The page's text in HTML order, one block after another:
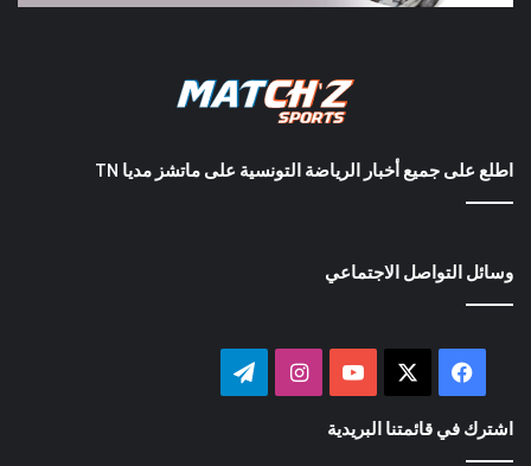
اطلع على جميع أخبار الرياضة التونسية على ماتشز مديا TN
وسائل التواصل الاجتماعي
فيسبوك ‫YouTubeانستقرام
اشترك في قائمتنا البريدية